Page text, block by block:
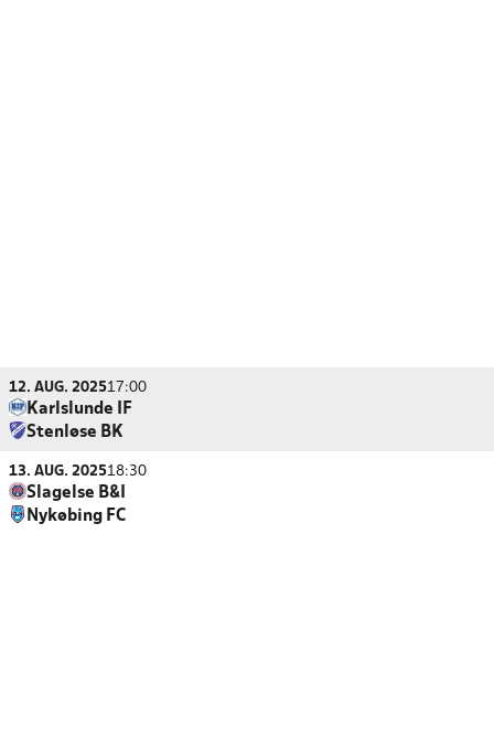
12. AUG. 202517:00
Karlslunde IF
Stenløse BK
13. AUG. 202518:30
Slagelse B&I
Nykøbing FC